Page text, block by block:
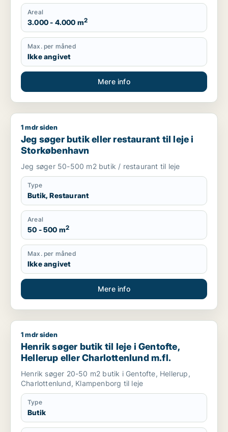
Areal
3.000 - 4.000 m2
Max. per måned
Ikke angivet
Mere info
Jeg søger butik eller restaurant til leje i Storkøbenhavn
1 mdr siden
Jeg søger butik eller restaurant til leje i
Storkøbenhavn
Jeg søger 50-500 m2 butik / restaurant til leje
Type
Butik, Restaurant
Areal
50 - 500 m2
Max. per måned
Ikke angivet
Mere info
Henrik søger butik til leje i Gentofte, Hellerup eller
1 mdr siden
Henrik søger butik til leje i Gentofte,
Hellerup eller Charlottenlund m.fl.
Henrik søger 20-50 m2 butik i Gentofte, Hellerup,
Charlottenlund, Klampenborg til leje
Type
Butik